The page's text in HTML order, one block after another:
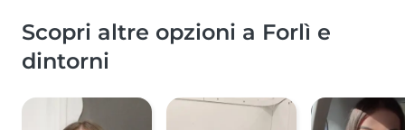
Scopri altre opzioni a Forlì e
dintorni